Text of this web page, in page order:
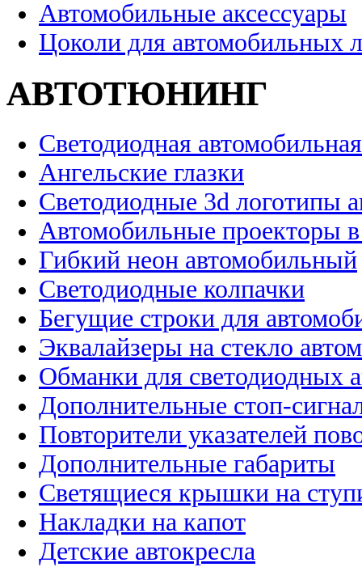
Автомобильные аксессуары
Цоколи для автомобильных
АВТОТЮНИНГ
Светодиодная
Ангельские глазки
Светодиодные 3d логотипы
Автомобильные проекторы
Гибкий неон автомобильный
Светодиодные колпачки
Бегущие строки для
Эквалайзеры на стекло
Обманки для светодиодных
Дополнительные стоп-
Повторители указателей
Дополнительные габариты
Светящиеся крышки на
Накладки на капот
Детские автокресла